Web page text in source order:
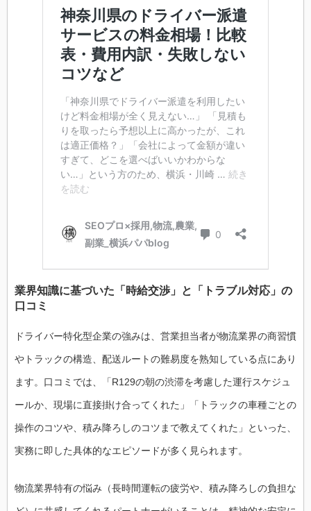
業界知識に基づいた「時給交渉」と「トラブル対応」の
口コミ
ドライバー特化型企業の強みは、営業担当者が物流業界の商習慣
やトラックの構造、配送ルートの難易度を熟知している点にあり
ます。口コミでは、「R129の朝の渋滞を考慮した運行スケジュ
ールか、現場に直接掛け合ってくれた」「トラックの車種ごとの
操作のコツや、積み降ろしのコツまで教えてくれた」といった、
実務に即した具体的なエピソードが多く見られます。
物流業界特有の悩み（長時間運転の疲労や、積み降ろしの負担な